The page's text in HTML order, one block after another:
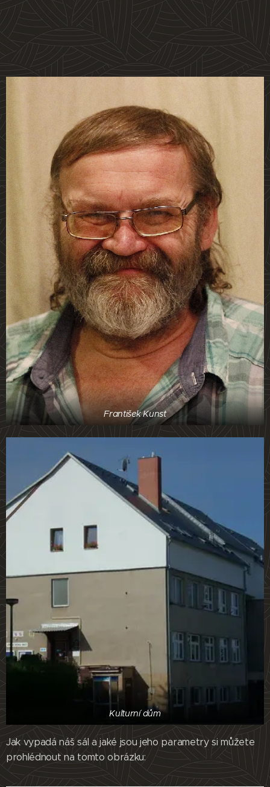
František Kunst
Kulturní dům
Jak vypadá náš sál a jaké jsou jeho parametry si můžete
prohlédnout na tomto obrázku: